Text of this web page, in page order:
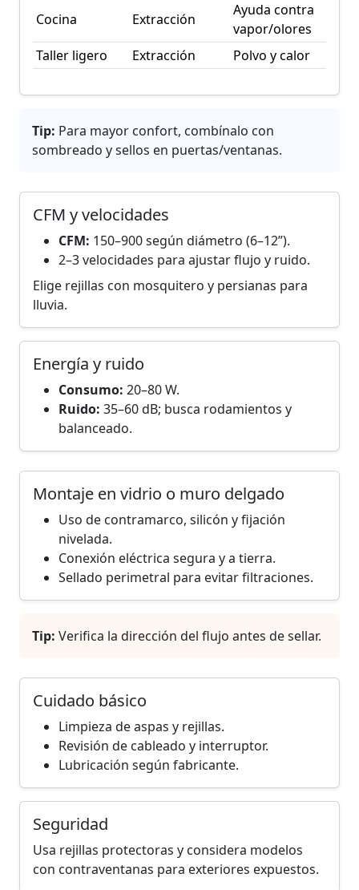
Cocina Extracción
Ayuda contra
vapor/olores
Taller ligero
Extracción Polvo y calor
Tip: Para mayor confort, combínalo con
sombreado y sellos en puertas/ventanas.
CFM y velocidades
CFM: 150–900 según diámetro (6–12”).
2–3 velocidades para ajustar flujo y ruido.
Elige rejillas con mosquitero y persianas para
lluvia.
Energía y ruido
Consumo: 20–80 W.
Ruido: 35–60 dB; busca rodamientos y
balanceado.
Montaje en vidrio o muro delgado
Uso de contramarco, silicón y fijación
nivelada.
Conexión eléctrica segura y a tierra.
Sellado perimetral para evitar filtraciones.
Tip: Verifica la dirección del flujo antes de sellar.
Cuidado básico
Limpieza de aspas y rejillas.
Revisión de cableado y interruptor.
Lubricación según fabricante.
Seguridad
Usa rejillas protectoras y considera modelos
con contraventanas para exteriores expuestos.